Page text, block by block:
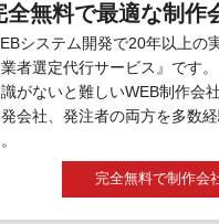
全無料で最適な制作
システム開発で20年以上の
業者選定代行サービス』です。
がないと難しいWEB制作会
発会社、発注者の両方を多数
完全無料で制作会